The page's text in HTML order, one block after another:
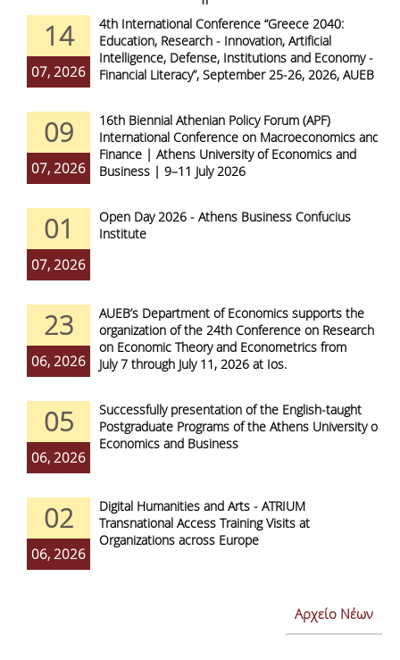
14
07, 2026
4th International Conference “Greece 2040:
Education, Research - Innovation, Artificial
Intelligence, Defense, Institutions and Economy -
Financial Literacy”, September 25-26, 2026, AUEB
09
07, 2026
16th Biennial Athenian Policy Forum (APF)
International Conference on Macroeconomics and
Finance | Athens University of Economics and
Business | 9–11 July 2026
01
07, 2026
Open Day 2026 - Athens Business Confucius
Institute
23
06, 2026
AUEB’s Department of Economics supports the
organization of the 24th Conference on Research
on Economic Theory and Econometrics from
July 7 through July 11, 2026 at Ios.
05
06, 2026
Successfully presentation of the English-taught
Postgraduate Programs of the Athens University of
Economics and Business
02
06, 2026
Digital Humanities and Arts - ATRIUM
Transnational Access Training Visits at
Organizations across Europe
Αρχείο Νέων